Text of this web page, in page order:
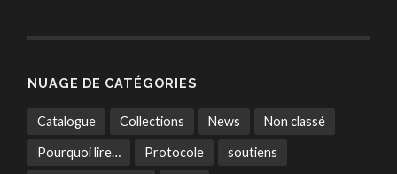
NUAGE DE CATÉGORIES
Catalogue Collections News Non classé
Pourquoi lire… Protocole soutiens